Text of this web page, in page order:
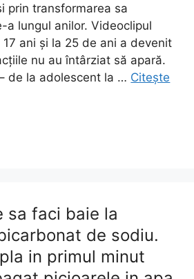
prin transformarea sa
a lungul anilor. Videoclipul
ani și la 25 de ani a devenit
nu au întârziat să apară.
de la adolescent la … Citește
sa faci baie la
de sodiu.
in primul minut